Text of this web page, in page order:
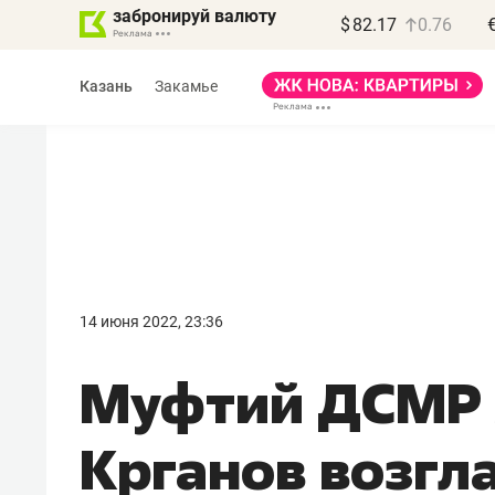
забронируй валюту $ 82.17 0.76
Казань Закамье
14 июня 2022, 23:36
Муфтий ДСМР
Крганов
правил, бизнес может
потерять минимум